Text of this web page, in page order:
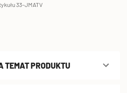
33-JMATV
TEMAT PRODUKTU